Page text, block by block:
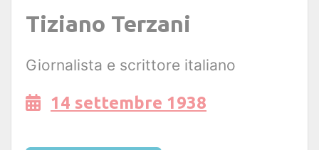
Tiziano Terzani
Giornalista e scrittore italiano
14 settembre 1938